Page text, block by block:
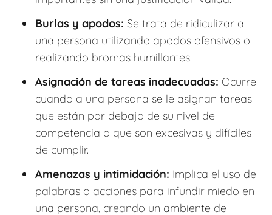
Burlas y apodos: Se trata de ridiculizar a
una persona utilizando apodos ofensivos o
realizando bromas humillantes.
Asignación de tareas inadecuadas: Ocurre
cuando a una persona se le asignan tareas
que están por debajo de su nivel de
competencia o que son excesivas y difíciles
de cumplir.
Amenazas y intimidación: Implica el uso de
palabras o acciones para infundir miedo en
una persona, creando un ambiente de